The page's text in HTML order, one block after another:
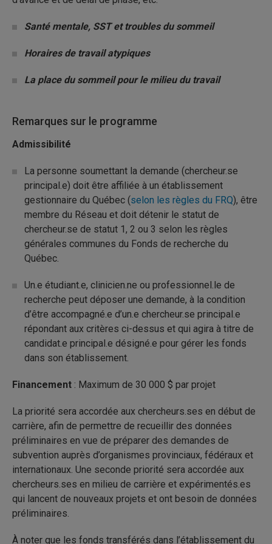
Santé mentale, SST et troubles du sommeil
Horaires de travail atypiques
La place du sommeil pour le milieu du travail
Remarques sur le programme
Admissibilité
La personne soumettant la demande (chercheur.se
principal.e) doit être affiliée à un établissement
gestionnaire du Québec (selon les règles du FRQ), être
membre du Réseau et doit détenir le statut de
chercheur.se de statut 1, 2 ou 3 selon les règles
générales communes du Fonds de recherche du
Québec.
Un.e étudiant.e, clinicien.ne ou professionnel.le de
recherche peut déposer une demande, à la condition
d’être accompagné.e d’un.e chercheur.se principal.e
répondant aux critères ci-dessus et qui agira à titre de
candidat.e principal.e désigné.e pour gérer les fonds
dans son établissement.
Financement : Maximum de 30 000 $ par projet
La priorité sera accordée aux chercheurs.ses en début de
carrière, afin de permettre de recueillir des données
préliminaires en vue de préparer des demandes de
subvention auprès d’organismes provinciaux, fédéraux et
internationaux. Une seconde priorité sera accordée aux
chercheurs.ses en milieu de carrière et expérimentés.es
qui lancent de nouveaux projets et ont besoin de données
préliminaires.
À noter que les fonds transférés dans l’établissement du